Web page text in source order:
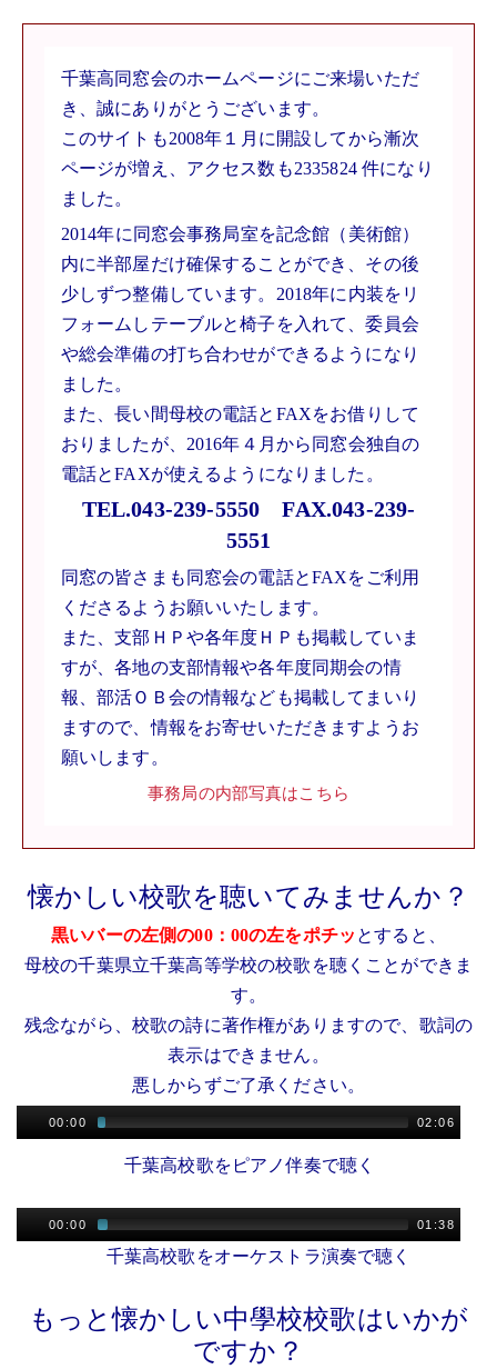
千葉高同窓会のホームページにご来場いただ
き、誠にありがとうございます。
このサイトも2008年１月に開設してから漸次
ページが増え、アクセス数も2335824 件になり
ました。
2014年に同窓会事務局室を記念館（美術館）
内に半部屋だけ確保することができ、その後
少しずつ整備しています。2018年に内装をリ
フォームしテーブルと椅子を入れて、委員会
や総会準備の打ち合わせができるようになり
ました。
また、長い間母校の電話とFAXをお借りして
おりましたが、2016年４月から同窓会独自の
電話とFAXが使えるようになりました。
TEL.043-239-5550 FAX.043-239-
5551
同窓の皆さまも同窓会の電話とFAXをご利用
くださるようお願いいたします。
また、支部ＨＰや各年度ＨＰも掲載していま
すが、各地の支部情報や各年度同期会の情
報、部活ＯＢ会の情報なども掲載してまいり
ますので、情報をお寄せいただきますようお
願いします。
事務局の内部写真はこちら
懐かしい校歌を聴いてみませんか？
黒いバーの左側の00：00の左をポチッ とすると、
母校の千葉県立千葉高等学校の校歌を聴くことができま
す。
残念ながら、校歌の詩に著作権がありますので、歌詞の
表示はできません。
悪しからずご了承ください。
00:00 02:06
千葉高校歌をピアノ伴奏で聴く
00:00 01:38
千葉高校歌をオーケストラ演奏で聴く
もっと懐かしい中學校校歌はいかが
ですか？